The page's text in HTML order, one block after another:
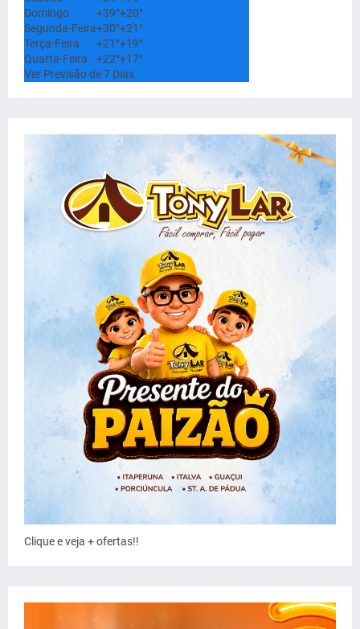
Domingo
+39°+20°
Segunda-Feira+30°+21°
Terça-Feira
+21°+19°
Quarta-Feira
+22°+17°
Ver Previsão de 7 Dias
Clique e veja + ofertas!!